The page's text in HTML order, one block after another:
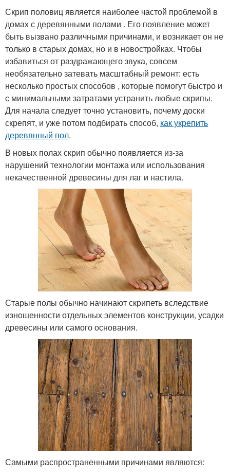
Скрип половиц является наиболее частой проблемой в
домах с деревянными полами . Его появление может
быть вызвано различными причинами, и возникает он не
только в старых домах, но и в новостройках. Чтобы
избавиться от раздражающего звука, совсем
необязательно затевать масштабный ремонт: есть
несколько простых способов , которые помогут быстро и
с минимальными затратами устранить любые скрипы.
Для начала следует точно установить, почему доски
скрепят, и уже потом подбирать способ, как укрепить
деревянный пол.
В новых полах скрип обычно появляется из-за
нарушений технологии монтажа или использования
некачественной древесины для лаг и настила.
Старые полы обычно начинают скрипеть вследствие
изношенности отдельных элементов конструкции, усадки
древесины или самого основания.
Самыми распространенными причинами являются: